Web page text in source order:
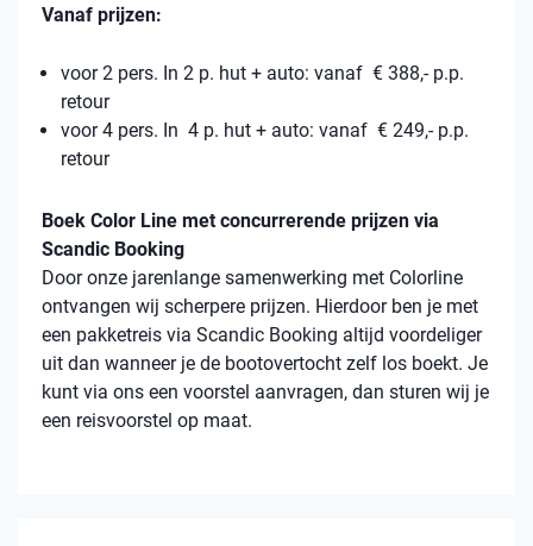
Vanaf prijzen:
voor 2 pers. In 2 p. hut + auto: vanaf € 388,- p.p.
retour
voor 4 pers. In 4 p. hut + auto: vanaf € 249,- p.p.
retour
Boek Color Line met concurrerende prijzen via
Scandic Booking
Door onze jarenlange samenwerking met Colorline
ontvangen wij scherpere prijzen. Hierdoor ben je met
een pakketreis via Scandic Booking altijd voordeliger
uit dan wanneer je de bootovertocht zelf los boekt. Je
kunt via ons een voorstel aanvragen, dan sturen wij je
een reisvoorstel op maat.